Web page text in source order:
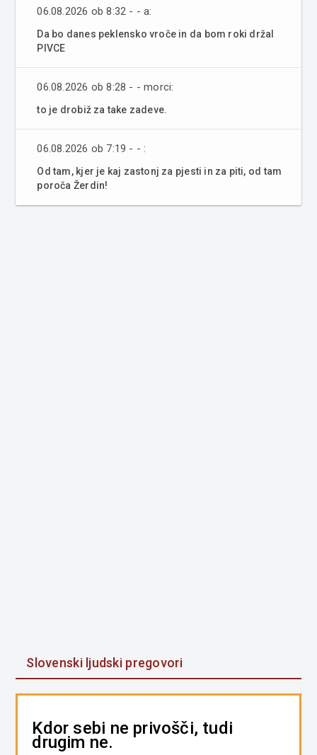
06.08.2026 ob 8:32 - - a:
Da bo danes peklensko vroče in da bom roki držal
PIVCE
06.08.2026 ob 8:28 - - morci:
to je drobiž za take zadeve.
06.08.2026 ob 7:19 - - :
Od tam, kjer je kaj zastonj za pjesti in za piti, od tam
poroča Žerdin!
Slovenski ljudski pregovori
Kdor sebi ne privošči, tudi
drugim ne.